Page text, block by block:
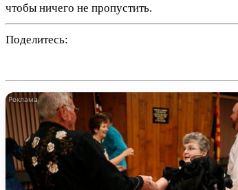
чтобы ничего не пропустить.
Поделитесь: